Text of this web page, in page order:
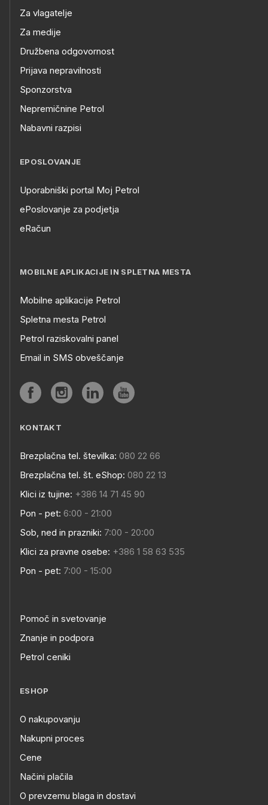
Za vlagatelje
Za medije
Družbena odgovornost
Prijava nepravilnosti
Sponzorstva
Nepremičnine Petrol
Nabavni razpisi
EPOSLOVANJE
Uporabniški portal Moj Petrol
ePoslovanje za podjetja
eRačun
MOBILNE APLIKACIJE IN SPLETNA MESTA
Mobilne aplikacije Petrol
Spletna mesta Petrol
Petrol raziskovalni panel
Email in SMS obveščanje
KONTAKT
Brezplačna tel. številka: 080 22 66
Brezplačna tel. št. eShop: 080 22 13
Klici iz tujine: +386 14 71 45 90
Pon - pet: 6:00 - 21:00
Sob, ned in prazniki: 7:00 - 20:00
Klici za pravne osebe: +386 1 58 63 535
Pon - pet: 7:00 - 15:00
Pomoč in svetovanje
Znanje in podpora
Petrol ceniki
ESHOP
O nakupovanju
Nakupni proces
Cene
Načini plačila
O prevzemu blaga in dostavi